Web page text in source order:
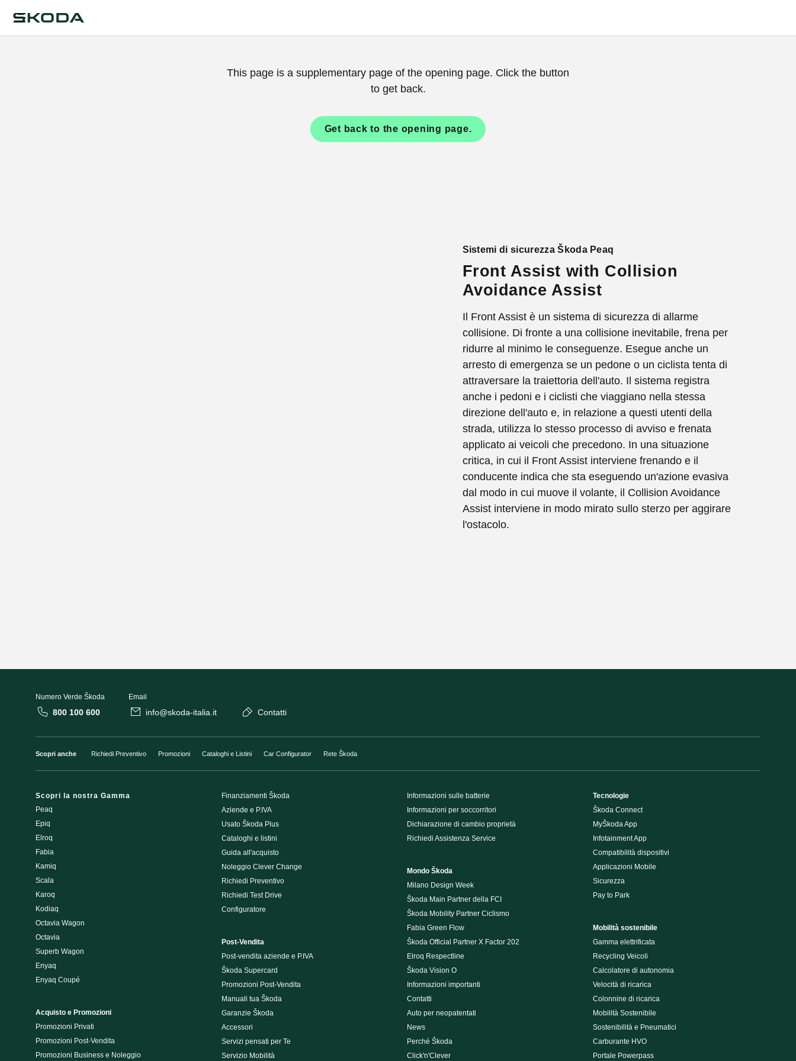
This page is a supplementary page of the opening page. Click the button
to get back.
Get back to the opening page.
Sistemi di sicurezza Škoda Peaq
Front Assist with Collision
Avoidance Assist
Il Front Assist è un sistema di sicurezza di allarme
collisione. Di fronte a una collisione inevitabile, frena per
ridurre al minimo le conseguenze. Esegue anche un
arresto di emergenza se un pedone o un ciclista tenta di
attraversare la traiettoria dell'auto. Il sistema registra
anche i pedoni e i ciclisti che viaggiano nella stessa
direzione dell'auto e, in relazione a questi utenti della
strada, utilizza lo stesso processo di avviso e frenata
applicato ai veicoli che precedono. In una situazione
critica, in cui il Front Assist interviene frenando e il
conducente indica che sta eseguendo un'azione evasiva
dal modo in cui muove il volante, il Collision Avoidance
Assist interviene in modo mirato sullo sterzo per aggirare
l'ostacolo.
Numero Verde Škoda
800 100 600
Email
info@skoda-italia.it Contatti
Scopri anche Richiedi Preventivo Promozioni Cataloghi e Listini Car Configurator Rete Škoda
Scopri la nostra Gamma
Peaq
Epiq
Elroq
Fabia
Kamiq
Scala
Karoq
Kodiaq
Octavia Wagon
Octavia
Superb Wagon
Enyaq
Enyaq Coupé
Acquisto e Promozioni
Promozioni Privati
Promozioni Post-Vendita
Promozioni Business e Noleggio
Finanziamenti Škoda
Aziende e P.IVA
Usato Škoda Plus
Cataloghi e listini
Guida all'acquisto
Noleggio Clever Change
Richiedi Preventivo
Richiedi Test Drive
Configuratore
Post-Vendita
Post-vendita aziende e P.IVA
Škoda Supercard
Promozioni Post-Vendita
Manuali tua Škoda
Garanzie Škoda
Accessori
Servizi pensati per Te
Servizio Mobilità
Informazioni sulle batterie
Informazioni per soccorritori
Dichiarazione di cambio proprietà
Richiedi Assistenza Service
Mondo Škoda
Milano Design Week
Škoda Main Partner della FCI
Škoda Mobility Partner Ciclismo
Fabia Green Flow
Škoda Official Partner X Factor 202
Elroq Respectline
Škoda Vision O
Informazioni importanti
Contatti
Auto per neopatentati
News
Perché Škoda
Click'n'Clever
Tecnologie
Škoda Connect
MyŠkoda App
Infotainment App
Compatibilità dispositivi
Applicazioni Mobile
Sicurezza
Pay to Park
Mobilità sostenibile
Gamma elettrificata
Recycling Veicoli
Calcolatore di autonomia
Velocità di ricarica
Colonnine di ricarica
Mobilità Sostenibile
Sostenibilità e Pneumatici
Carburante HVO
Portale Powerpass